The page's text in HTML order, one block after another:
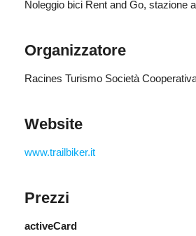
Noleggio bici Rent and Go, stazione
Organizzatore
Racines Turismo Società
Website
www.trailbiker.it
Prezzi
activeCard